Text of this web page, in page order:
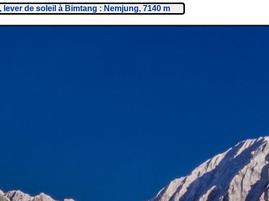
lever de soleil à Bimtang : Nemjung, 7140 m